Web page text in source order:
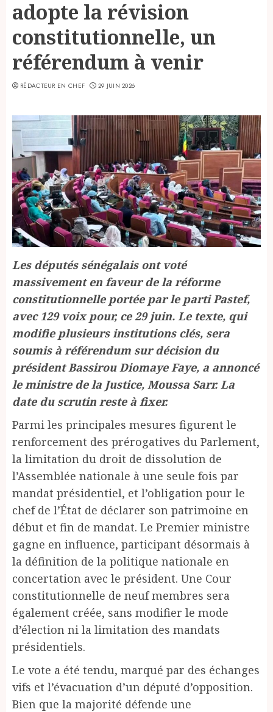
adopte la révision
constitutionnelle, un
référendum à venir
RÉDACTEUR EN CHEF 29 JUIN 2026
Les députés sénégalais ont voté
massivement en faveur de la réforme
constitutionnelle portée par le parti Pastef,
avec 129 voix pour, ce 29 juin. Le texte, qui
modifie plusieurs institutions clés, sera
soumis à référendum sur décision du
président Bassirou Diomaye Faye, a annoncé
le ministre de la Justice, Moussa Sarr. La
date du scrutin reste à fixer.
Parmi les principales mesures figurent le
renforcement des prérogatives du Parlement,
la limitation du droit de dissolution de
l’Assemblée nationale à une seule fois par
mandat présidentiel, et l’obligation pour le
chef de l’État de déclarer son patrimoine en
début et fin de mandat. Le Premier ministre
gagne en influence, participant désormais à
la définition de la politique nationale en
concertation avec le président. Une Cour
constitutionnelle de neuf membres sera
également créée, sans modifier le mode
d’élection ni la limitation des mandats
présidentiels.
Le vote a été tendu, marqué par des échanges
vifs et l’évacuation d’un député d’opposition.
Bien que la majorité défende une